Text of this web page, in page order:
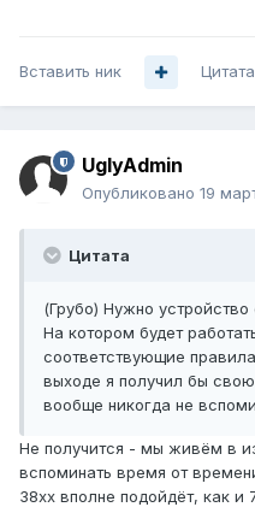
Вставить ник Цитата
UglyAdmin
Опубликовано 19
Цитата
(Грубо) Нужно
На котором будет
соответствующие
выходе я получил бы
вообще никогда не
Не получится - мы живём в
вспоминать время от
38хх вполне подойдёт, как и